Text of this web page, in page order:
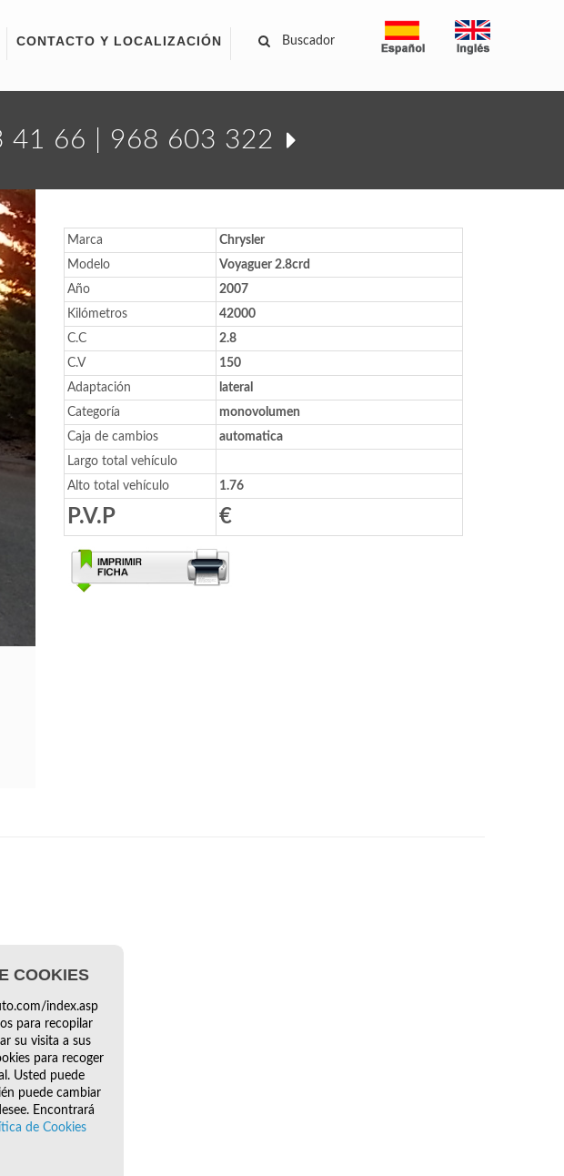
CONTACTO Y LOCALIZACIÓN Buscador
41 66 | 968 603 322
Marca
Chrysler
Modelo
Voyaguer 2.8crd
Año
2007
Kilómetros
42000
C.C
2.8
C.V
150
Adaptación
lateral
Categoría
monovolumen
Caja de cambios
automatica
Largo total vehículo
Alto total vehículo
1.76
P.V.P €
COOKIES
index.asp
para recopilar
su visita a sus
para recoger
Usted puede
puede cambiar
Encontrará
de Cookies